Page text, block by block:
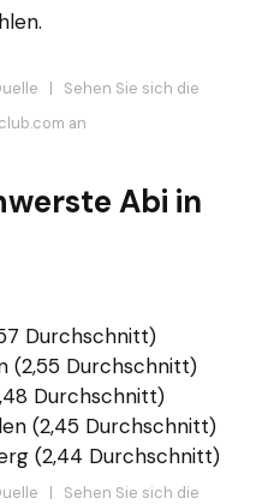
| Sehen Sie sich die
an
Abi in
Durchschnitt)
(2,55 Durchschnitt)
Durchschnitt)
(2,45 Durchschnitt)
(2,44 Durchschnitt)
| Sehen Sie sich die